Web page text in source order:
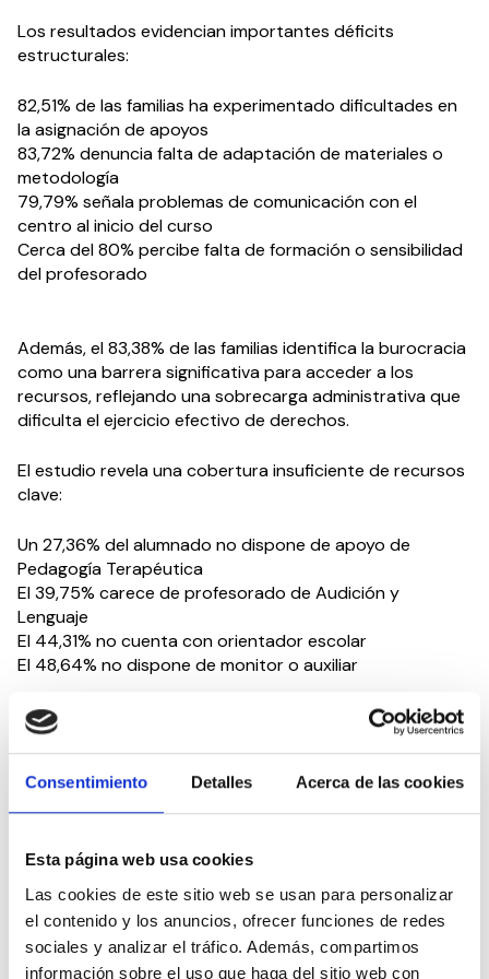
Consentimiento Detalles Acerca de las cookies
Esta página web usa cookies
Las cookies de este sitio web se usan para personalizar
el contenido y los anuncios, ofrecer funciones de redes
sociales y analizar el tráfico. Además, compartimos
información sobre el uso que haga del sitio web con
Los resultados evidencian importantes déficits
estructurales:
82,51% de las familias ha experimentado dificultades en
la asignación de apoyos
83,72% denuncia falta de adaptación de materiales o
metodología
79,79% señala problemas de comunicación con el
centro al inicio del curso
Cerca del 80% percibe falta de formación o sensibilidad
del profesorado
Además, el 83,38% de las familias identifica la burocracia
como una barrera significativa para acceder a los
recursos, reflejando una sobrecarga administrativa que
dificulta el ejercicio efectivo de derechos.
El estudio revela una cobertura insuficiente de recursos
clave:
Un 27,36% del alumnado no dispone de apoyo de
Pedagogía Terapéutica
El 39,75% carece de profesorado de Audición y
Lenguaje
El 44,31% no cuenta con orientador escolar
El 48,64% no dispone de monitor o auxiliar
El informe incorpora también un análisis del impacto del
sistema educativo en el bienestar emocional de las
administrativa, la incertidumbre o la falta de
participación.
Durante el acto, Mar Ugarte ha presentado un conjunto
de propuestas orientadas a dar respuesta directa a los
déficits detectados en el estudio y a reforzar el enfoque
de derechos en el sistema educativo.